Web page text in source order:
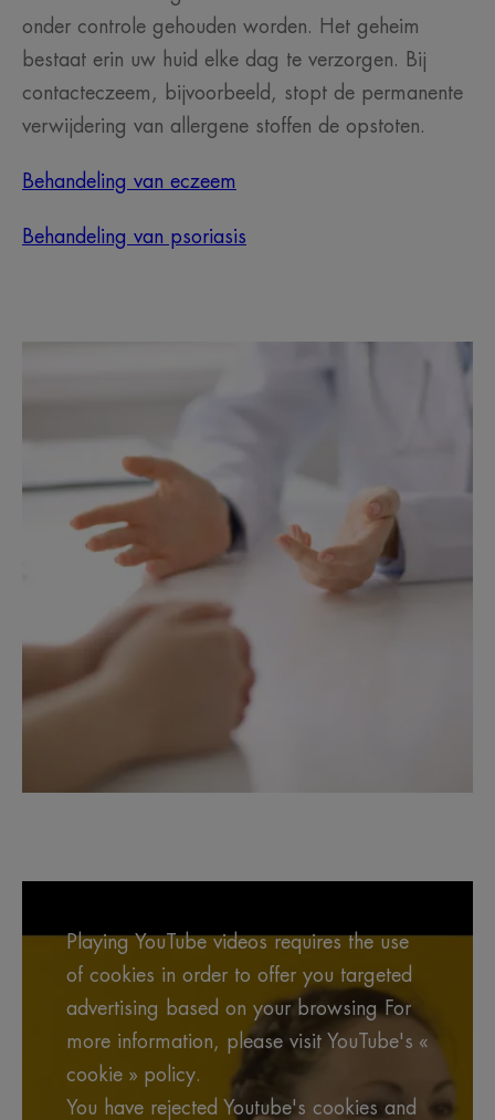
onder controle gehouden worden. Het geheim
bestaat erin uw huid elke dag te verzorgen. Bij
contacteczeem, bijvoorbeeld, stopt de permanente
verwijdering van allergene stoffen de opstoten.
Behandeling van eczeem
Behandeling van psoriasis
Playing YouTube videos requires the use
of cookies in order to offer you targeted
advertising based on your browsing For
more information, please visit YouTube's «
cookie » policy.
You have rejected Youtube's cookies and